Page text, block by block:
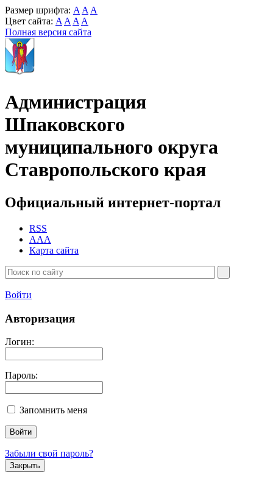
Размер шрифта: A A A
Цвет сайта: A A A A
Полная версия сайта
Администрация
Шпаковского
муниципального округа
Ставропольского края
Официальный интернет-портал
RSS
AAA
Карта сайта
Войти
Авторизация
Логин:
Пароль:
Запомнить меня
Забыли свой пароль?
Закрыть